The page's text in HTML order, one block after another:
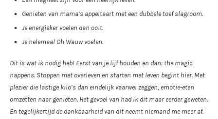
Genieten van mama’s appeltaart met een dubbele toef slagroom.
Je energieker voelen dan ooit.
Je helemaal Oh Wauw voelen.
Dit is wat ik nodig heb! Eerst van je lijf houden en dan: the magic
happens. Stoppen met overleven en starten met leven begint hier. Met
plezier die lastige kilo’s dan eindelijk vaarwel zeggen, emotie-eten
omzetten naar genieten. Het gevoel van had ik dit maar eerder geweten.
En tegelijkertijd de dankbaarheid van dit neemt niemand me meer af.